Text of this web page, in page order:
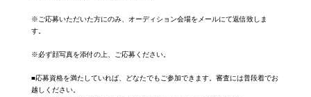
※ご応募いただいた方にのみ、オーディション会場をメールにて返信致しま
す。
※必ず顔写真を添付の上、ご応募ください。
■応募資格を満たしていれば、どなたでもご参加できます。審査には普段着でお
越しください。